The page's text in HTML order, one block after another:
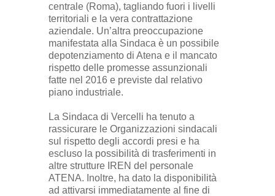
centrale (Roma), tagliando fuori i livelli
territoriali e la vera contrattazione
aziendale. Un’altra preoccupazione
manifestata alla Sindaca è un possibile
depotenziamento di Atena e il mancato
rispetto delle promesse assunzionali
fatte nel 2016 e previste dal relativo
piano industriale.
La Sindaca di Vercelli ha tenuto a
rassicurare le Organizzazioni sindacali
sul rispetto degli accordi presi e ha
escluso la possibilità di trasferimenti in
altre strutture IREN del personale
ATENA. Inoltre, ha dato la disponibilità
ad attivarsi immediatamente al fine di